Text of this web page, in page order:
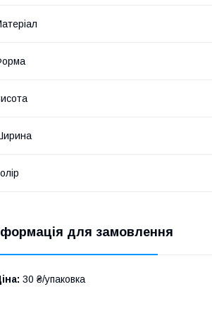
для замовлення
30 ₴/упаковка